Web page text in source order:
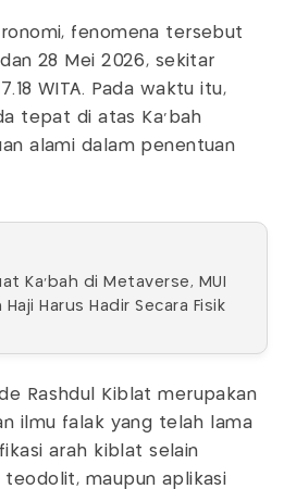
fenomena tersebut
28 Mei 2026, sekitar
WITA. Pada waktu itu,
tepat di atas Ka’bah
alami dalam penentuan
Ka'bah di Metaverse, MUI
Harus Hadir Secara Fisik
Rashdul Kiblat merupakan
ilmu falak yang telah lama
arah kiblat selain
teodolit, maupun aplikasi